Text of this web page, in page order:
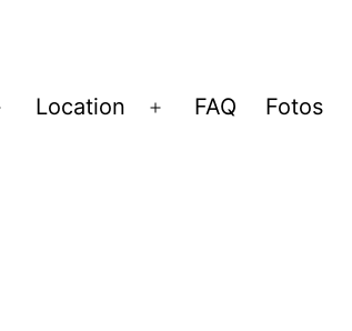
Menü
Location
Menü
FAQ Fotos